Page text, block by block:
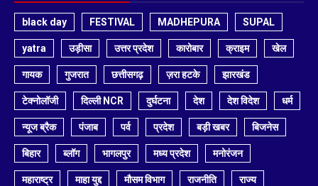
black day FESTIVAL MADHEPURA SUPAL
yatra उड़ीसा उत्तर प्रदेश कारोबार क्राइम खेल
गायक गुजरात छत्तीसगढ़ ज़रा हटके झारखंड
टेक्नोलॉजी दिल्ली NCR दुर्घटना देश देश विदेश धर्म
न्यूज ब्रैक पंजाब पर्व प्रदेश बड़ी खबर बिजनेस
बिहार ब्लॉग भागलपुर मध्य प्रदेश मनोरंजन
महाराष्ट्र माहा युद्द मौसम विभाग राजनीति राज्य